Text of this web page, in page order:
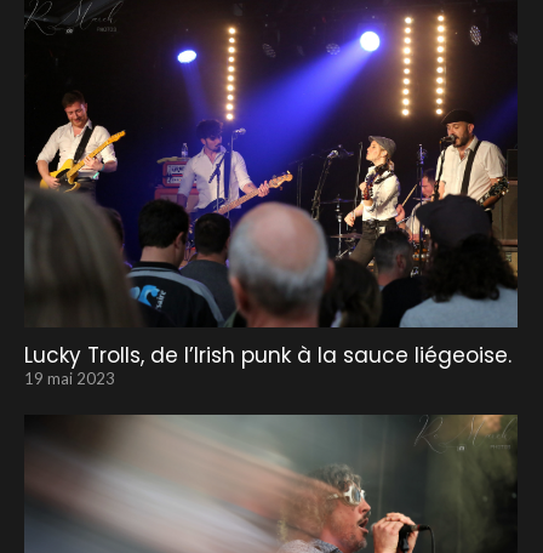
Lucky Trolls, de l’Irish punk à la sauce liégeoise.
19 mai 2023